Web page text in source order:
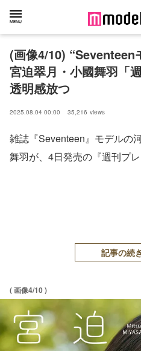
(画像4/10) “Seventeen
宮迫翠月・小國舞羽「
透明感放つ
2025.08.04 00:00 35,216 views
雑誌『Seventeen』モデルの
舞羽が、4日発売の『週刊プ
記事の続
( 画像4/10 )